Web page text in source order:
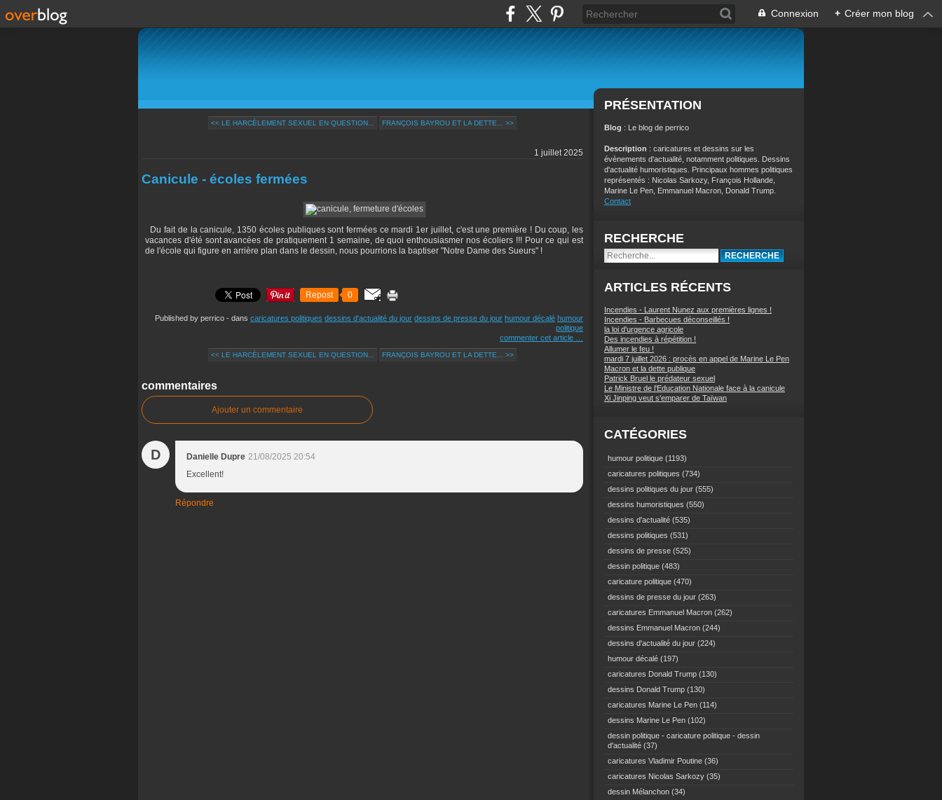
Connexion + Créer mon blog
<< LE HARCÈLEMENT SEXUEL EN QUESTION... FRANÇOIS BAYROU ET LA DETTE... >>
1 juillet 2025
Canicule - écoles fermées
Du fait de la canicule, 1350 écoles publiques sont fermées ce mardi 1er juillet, c'est une première ! Du coup, les
vacances d'été sont avancées de pratiquement 1 semaine, de quoi enthousiasmer nos écoliers !!! Pour ce qui est
de l'école qui figure en arrière plan dans le dessin, nous pourrions la baptiser "Notre Dame des Sueurs" !
Repost 0
Published by perrico - dans caricatures politiques dessins d'actualité du jour dessins de presse du jour humour décalé humour
politique
commenter cet article
<< LE HARCÈLEMENT SEXUEL EN QUESTION... FRANÇOIS BAYROU ET LA DETTE... >>
commentaires
Ajouter un commentaire
D Danielle Dupre 21/08/2025 20:54
Excellent!
Répondre
PRÉSENTATION
Blog : Le blog de perrico
Description : caricatures et dessins sur les
évènements d'actualité, notamment politiques. Dessins
d'actualité humoristiques. Principaux hommes politiques
représentés : Nicolas Sarkozy, François Hollande,
Marine Le Pen, Emmanuel Macron, Donald Trump.
Contact
RECHERCHE
ARTICLES RÉCENTS
Incendies - Laurent Nunez aux premières lignes !
Incendies - Barbecues déconseillés !
la loi d'urgence agricole
Des incendies à répétition !
Allumer le feu !
mardi 7 juillet 2026 : procès en appel de Marine Le Pen
Macron et la dette publique
Patrick Bruel le prédateur sexuel
Le Ministre de l'Education Nationale face à la canicule
Xi Jinping veut s'emparer de Taïwan
CATÉGORIES
humour politique (1193)
caricatures politiques (734)
dessins politiques du jour (555)
dessins humoristiques (550)
dessins d'actualité (535)
dessins politiques (531)
dessins de presse (525)
dessin politique (483)
caricature politique (470)
dessins de presse du jour (263)
caricatures Emmanuel Macron (262)
dessins Emmanuel Macron (244)
dessins d'actualité du jour (224)
humour décalé (197)
caricatures Donald Trump (130)
dessins Donald Trump (130)
caricatures Marine Le Pen (114)
dessins Marine Le Pen (102)
dessin politique - caricature politique - dessin
d'actualité (37)
caricatures Vladimir Poutine (36)
caricatures Nicolas Sarkozy (35)
dessin Mélanchon (34)